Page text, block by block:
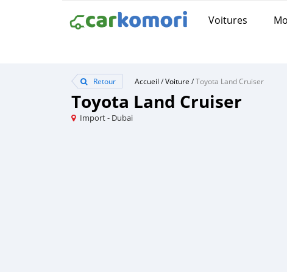
Voitures
Retour Accueil /Voiture /Toyota Land Cruiser
Toyota Land Cruiser
Import - Dubai